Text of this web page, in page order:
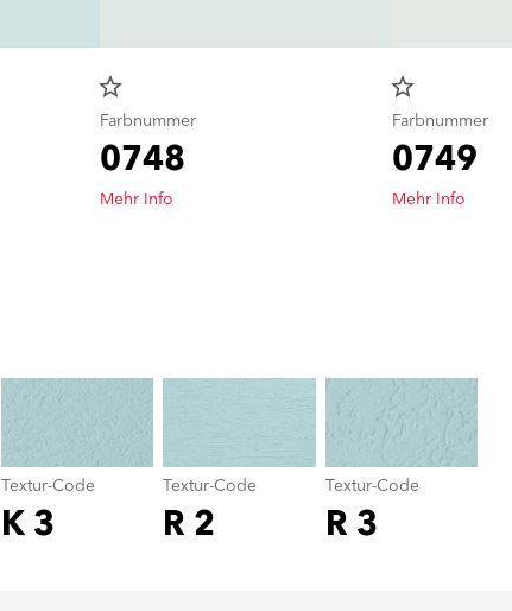
star_border
Farbnummer
0748
Mehr Info
star_border
Farbnummer
0749
Mehr Info
Textur-Code
K 3
Textur-Code
R 2
Textur-Code
R 3